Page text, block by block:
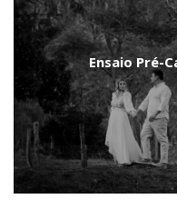
Ensaio Pré-